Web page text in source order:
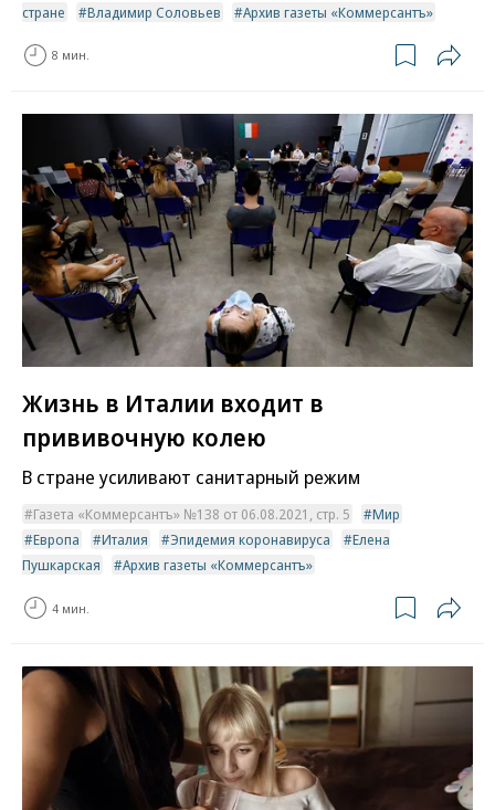
стране
Владимир Соловьев Архив газеты «Коммерсантъ»
8 мин.
Жизнь в Италии входит в
прививочную колею
В стране усиливают санитарный режим
Газета «Коммерсантъ» №138 от 06.08.2021, стр. 5
Мир
Европа
Италия Эпидемия коронавируса
Елена
Пушкарская
Архив газеты «Коммерсантъ»
4 мин.